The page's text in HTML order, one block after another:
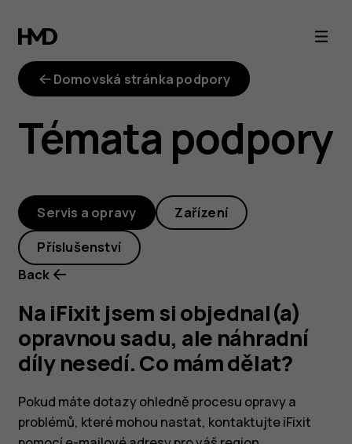
Na
iFixit
jsem
si
objednal(a)
opravnou
sadu,
ale
náhradní
díly
Domovská stránka podpory
Témata podpory
Servis a opravy Zařízení
Příslušenství
Back
Na iFixit jsem si objednal(a)
opravnou sadu, ale náhradní
díly nesedí. Co mám dělat?
Pokud máte dotazy ohledně procesu opravy a
problémů, které mohou nastat, kontaktujte iFixit